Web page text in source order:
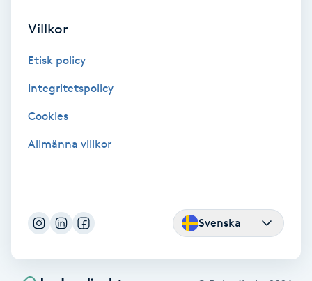
Vårtor
Yin Yoga
Yoga
Zonterapi
Villkor
Etisk policy
Integritetspolicy
Cookies
Allmänna villkor
Svenska